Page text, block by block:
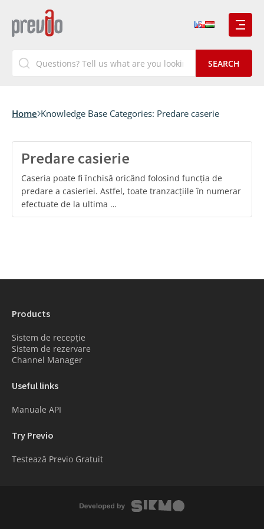
Home Knowledge Base Categories: Predare caserie
Predare casierie
Caseria poate fi închisă oricând folosind funcția de
predare a casieriei. Astfel, toate tranzacțiile în numerar
efectuate de la ultima …
Products
Sistem de recepție
Sistem de rezervare
Channel Manager
Useful links
Manuale API
Try Previo
Testează Previo Gratuit